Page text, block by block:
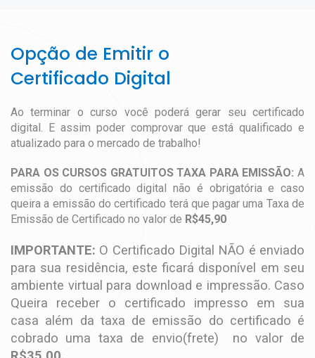
Opção de Emitir o
Certificado Digital
Ao terminar o curso você poderá gerar seu certificado
digital. E assim poder comprovar que está qualificado e
atualizado para o mercado de trabalho!
PARA OS CURSOS GRATUITOS TAXA PARA EMISSÃO: A
emissão do certificado digital não é obrigatória e caso
queira a emissão do certificado terá que pagar uma Taxa de
Emissão de Certificado no valor de R$45,90
IMPORTANTE: O Certificado Digital NÃO é enviado
para sua residência, este ficará disponível em seu
ambiente virtual para download e impressão. Caso
Queira receber o certificado impresso em sua
casa além da taxa de emissão do certificado é
cobrado uma taxa de envio(frete) no valor de